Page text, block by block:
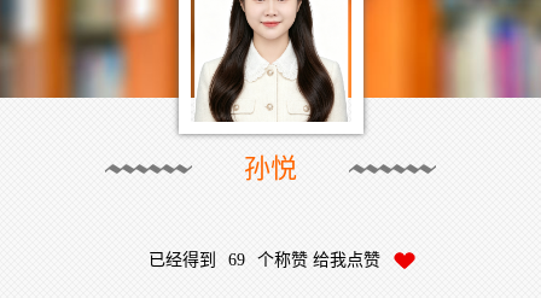
孙悦
已经得到 69 个称赞 给我点赞